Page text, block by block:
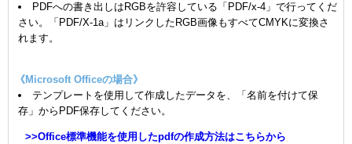
PDFへの書き出しはRGBを許容している「PDF/x-4」で行ってくだ
さい。「PDF/X-1a」はリンクしたRGB画像もすべてCMYKに変換さ
れます。
《Microsoft Officeの場合》
テンプレートを使用して作成したデータを、「名前を付けて保
存」からPDF保存してください。
>>Office標準機能を使用したpdfの作成方法はこちらから